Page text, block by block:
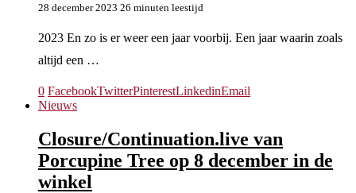
28 december 2023 26 minuten leestijd
2023 En zo is er weer een jaar voorbij. Een jaar waarin zoals
altijd een …
0 FacebookTwitterPinterestLinkedinEmail
Nieuws
Closure/Continuation.live van
Porcupine Tree op 8 december in de
winkel